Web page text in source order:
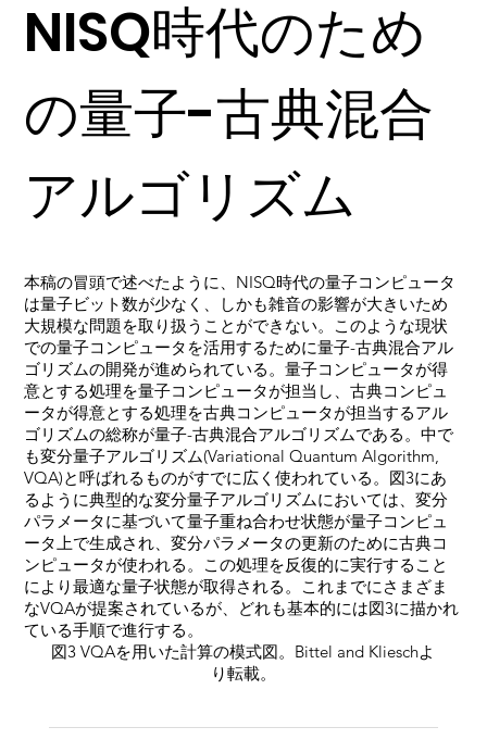
NISQ時代のため
の量子-古典混合
アルゴリズム
本稿の冒頭で述べたように、NISQ時代の量子コンピュータ
は量子ビット数が少なく、しかも雑音の影響が大きいため
大規模な問題を取り扱うことができない。このような現状
での量子コンピュータを活用するために量子-古典混合アル
ゴリズムの開発が進められている。量子コンピュータが得
意とする処理を量子コンピュータが担当し、古典コンピュ
ータが得意とする処理を古典コンピュータが担当するアル
ゴリズムの総称が量子-古典混合アルゴリズムである。中で
も変分量子アルゴリズム(Variational Quantum Algorithm,
VQA)と呼ばれるものがすでに広く使われている。図3にあ
るように典型的な変分量子アルゴリズムにおいては、変分
パラメータに基づいて量子重ね合わせ状態が量子コンピュ
ータ上で生成され、変分パラメータの更新のために古典コ
ンピュータが使われる。この処理を反復的に実行すること
により最適な量子状態が取得される。これまでにさまざま
なVQAが提案されているが、どれも基本的には図3に描かれ
ている手順で進行する。
図3 VQAを用いた計算の模式図。Bittel and Klieschよ
り転載。